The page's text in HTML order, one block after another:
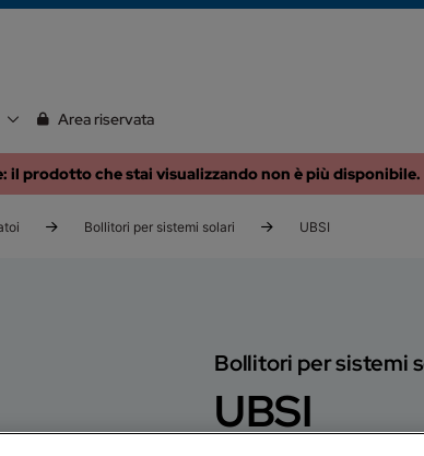
Area riservata
il prodotto che stai visualizzando non è più disponibile.
Bollitori per sistemi solari UBSI
Bollitori per sistemi
UBSI